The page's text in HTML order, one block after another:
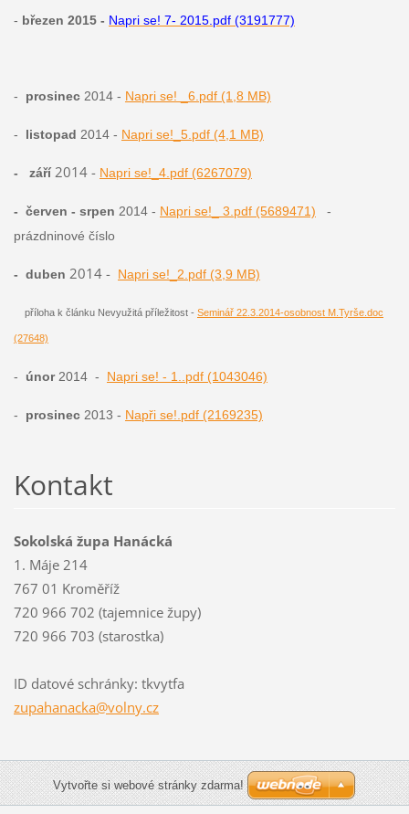
- březen 2015 - Napri se! 7- 2015.pdf (3191777)
- prosinec2014 - Napri se! _6.pdf (1,8 MB)
- listopad 2014 - Napri se!_5.pdf (4,1 MB)
- září2014 - Napri se!_4.pdf (6267079)
- červen - srpen 2014 - Napri se!_ 3.pdf (5689471) -
prázdninové číslo
- duben 2014 - Napri se!_2.pdf (3,9 MB)
příloha k článku Nevyužitá příležitost - Seminář 22.3.2014-osobnost M.Tyrše.doc
(27648)
- únor 2014 - Napri se! - 1..pdf (1043046)
- prosinec 2013 - Napři se!.pdf (2169235)
Kontakt
Sokolská župa Hanácká
1. Máje 214
767 01 Kroměříž
720 966 702 (tajemnice župy)
720 966 703 (starostka)
ID datové schránky: tkvytfa
zupahanacka@volny.cz
Vytvořte si webové stránky zdarma!